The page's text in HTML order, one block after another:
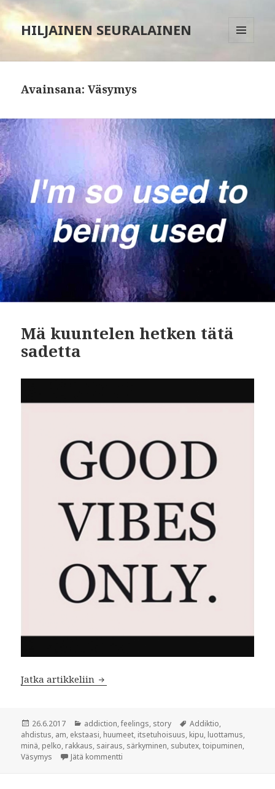
HILJAINEN SEURALAINEN
Avainsana:Väsymys
Mä kuuntelen hetken tätä
sadetta
Jatka artikkeliin Mä kuuntelen hetken tätä sadetta
Julkaistu
26.6.2017 Kategoriat
addiction,feelings, story Avainsanat
Addiktio,
ahdistus, am, ekstaasi, huumeet, itsetuhoisuus, kipu, luottamus,
minä, pelko, rakkaus, sairaus, särkyminen, subutex,toipuminen,
Väsymys
Jätä kommentti